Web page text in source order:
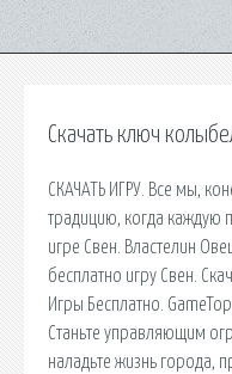
Скачать ключ
СКАЧАТЬ ИГРУ. Все мы,
традицию, когда каждую
игре Свен. Властелин
бесплатно игру Свен.
Игры Бесплатно.
Станьте управляющим
наладьте жизнь города,